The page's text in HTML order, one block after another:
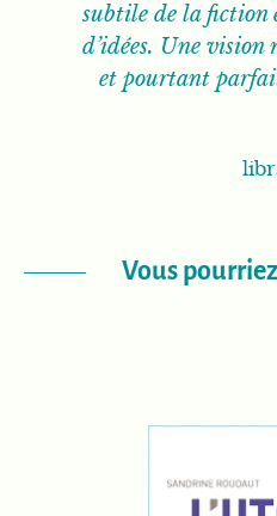
subtile de la
d’idées. Une
et pourtant
Vous